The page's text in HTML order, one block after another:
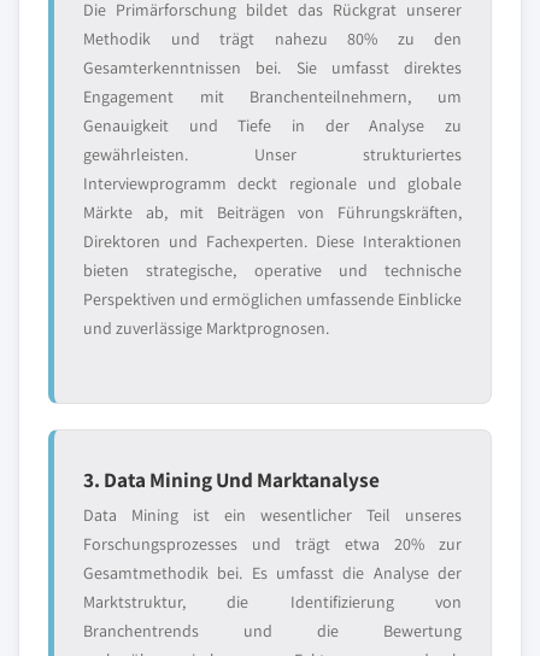
Die Primärforschung bildet das Rückgrat unserer
Methodik und trägt nahezu 80% zu den
Gesamterkenntnissen bei. Sie umfasst direktes
Engagement mit Branchenteilnehmern, um
Genauigkeit und Tiefe in der Analyse zu
gewährleisten. Unser strukturiertes
Interviewprogramm deckt regionale und globale
Märkte ab, mit Beiträgen von Führungskräften,
Direktoren und Fachexperten. Diese Interaktionen
bieten strategische, operative und technische
Perspektiven und ermöglichen umfassende Einblicke
und zuverlässige Marktprognosen.
3. Data Mining Und Marktanalyse
Data Mining ist ein wesentlicher Teil unseres
Forschungsprozesses und trägt etwa 20% zur
Gesamtmethodik bei. Es umfasst die Analyse der
Marktstruktur, die Identifizierung von
Branchentrends und die Bewertung